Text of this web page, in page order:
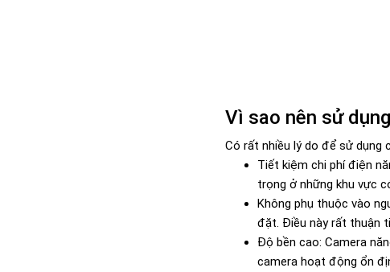
Vì sao nên sử
Có rất nhiều lý do để sử dụng
Tiết kiệm chi phí điện
trọng ở những khu vực
Không phụ thuộc vào
đặt. Điều này rất thuận
Độ bền cao: Camera
camera hoạt động ổn